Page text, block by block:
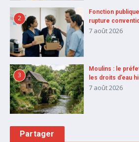
2
Fonction
rupture
7 août 2026
3
Moulins : le
les droits d’eau
7 août 2026
Partager